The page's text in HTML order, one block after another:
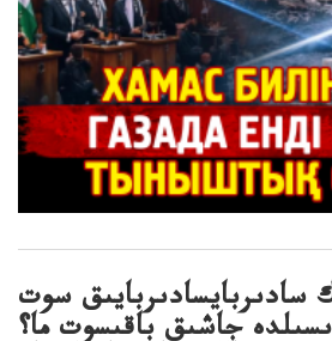
سادىربايسادىربايىق سوت
جاشىق باقىسوت ما؟